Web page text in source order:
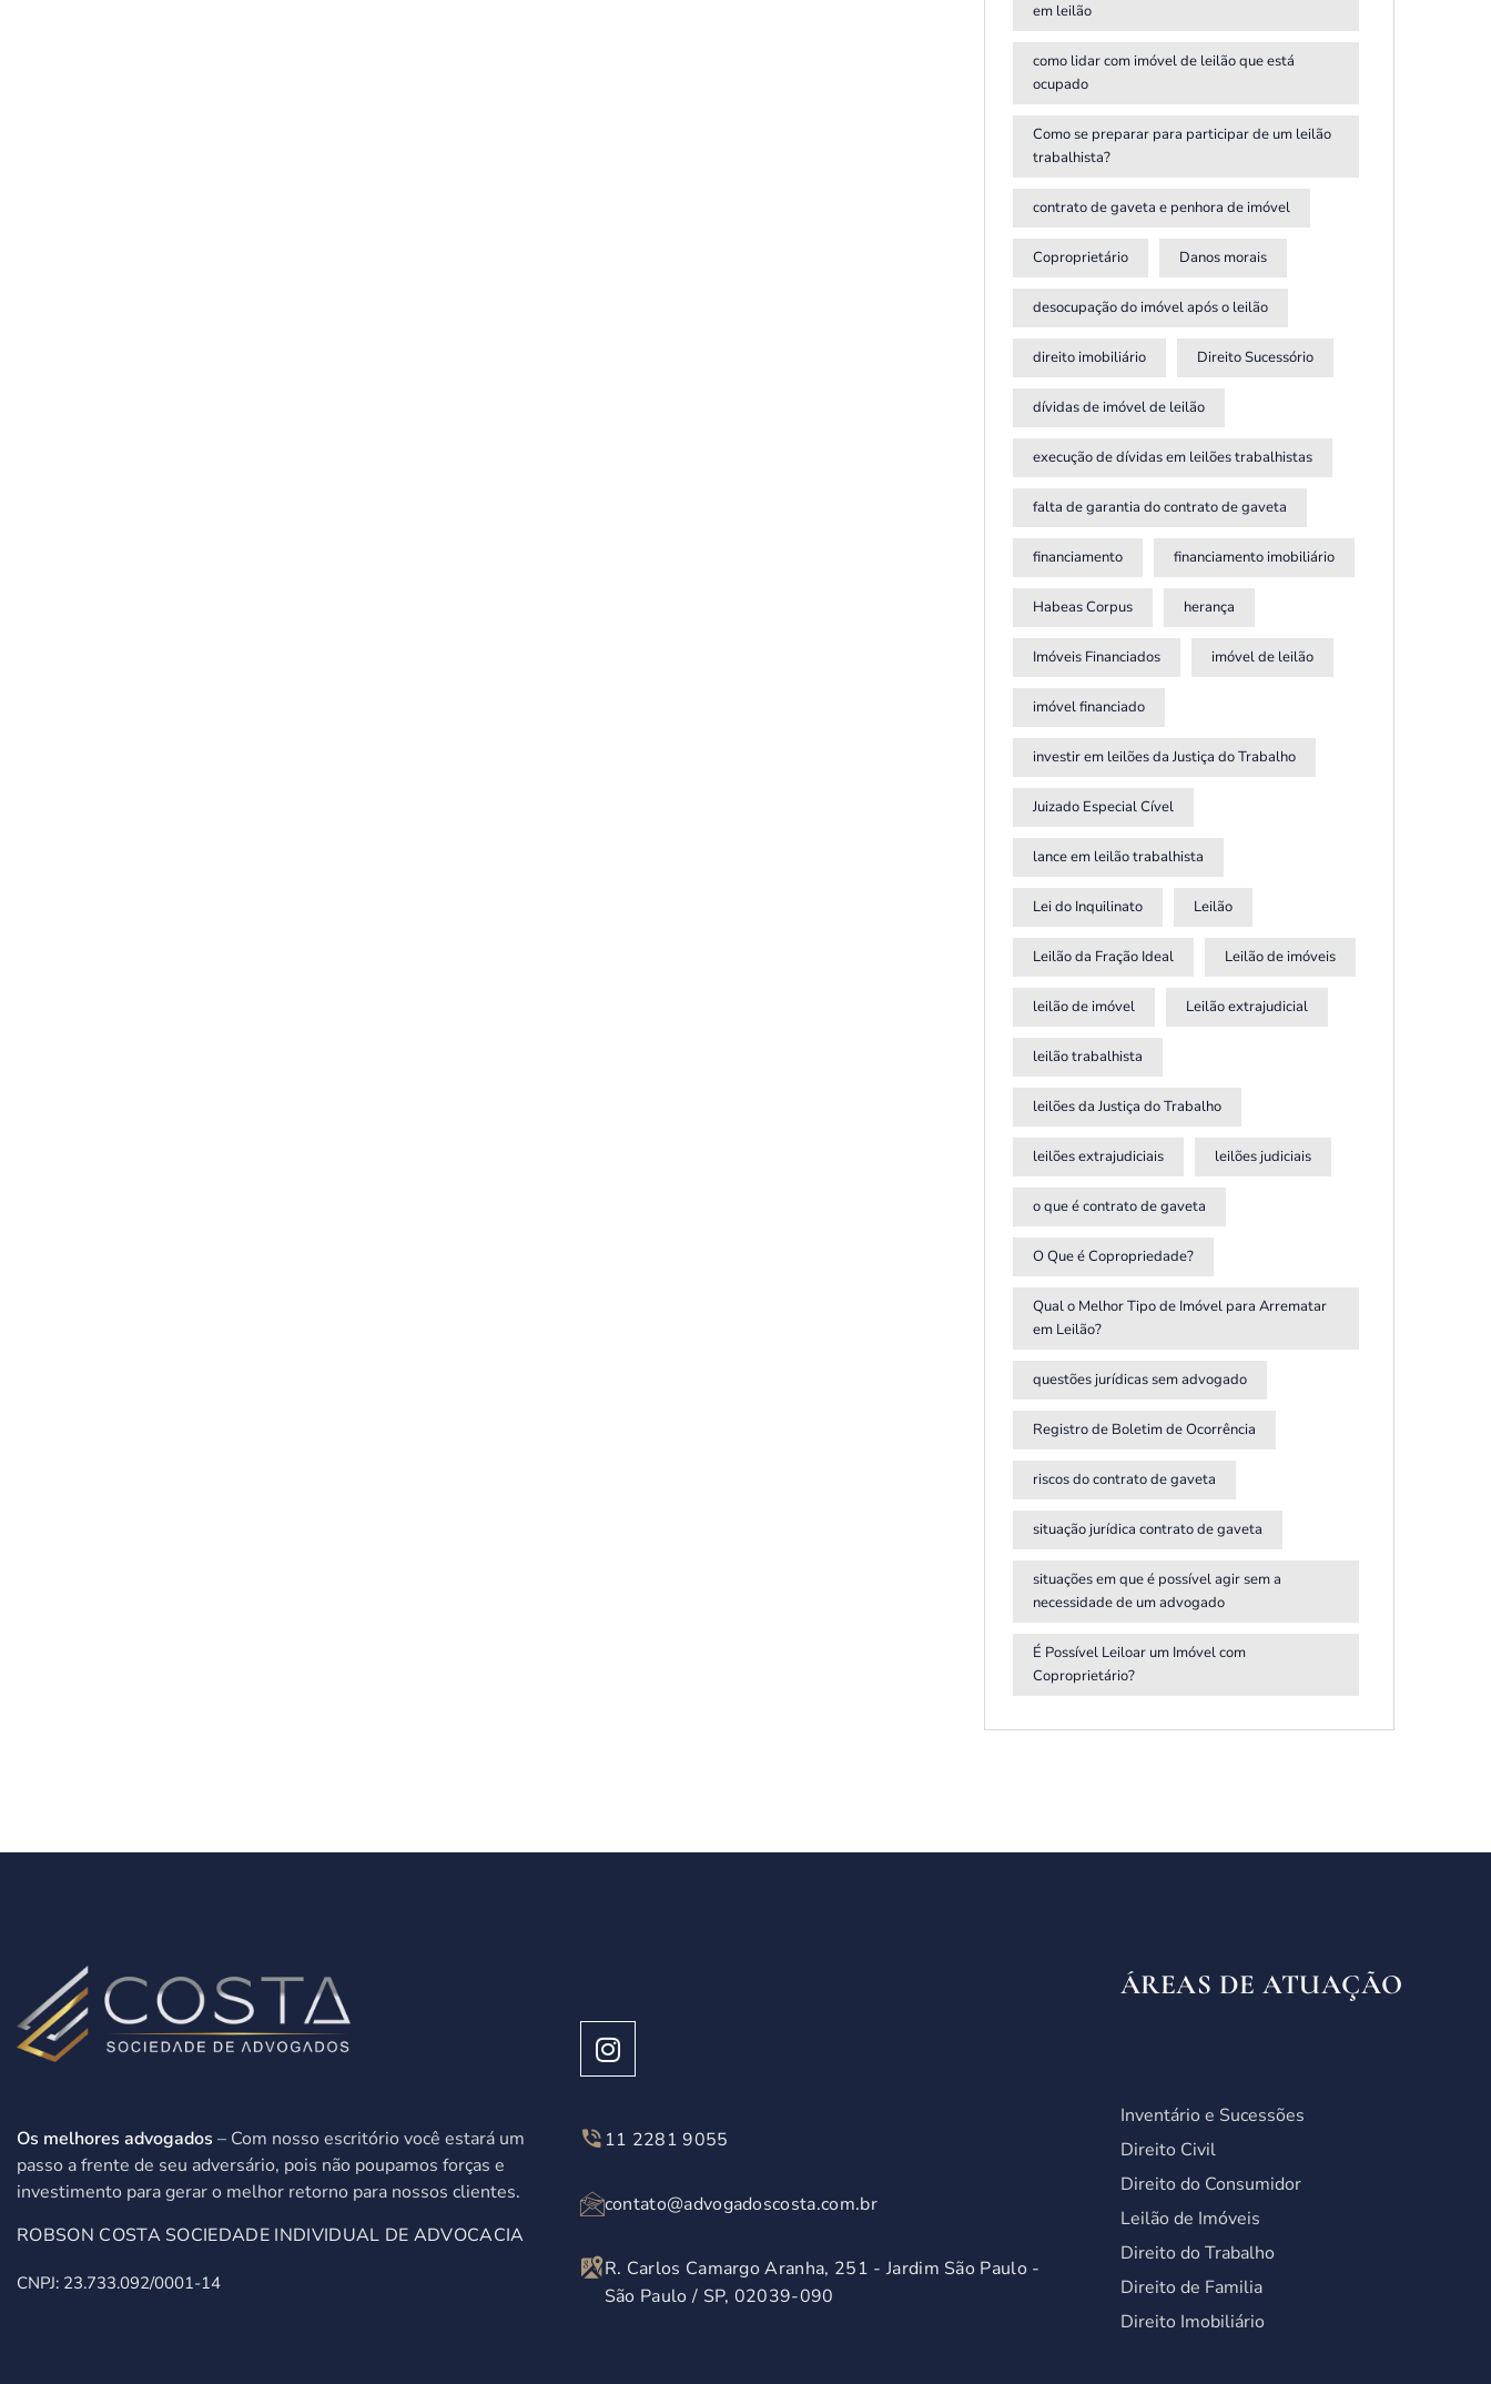
em leilão
como lidar com imóvel de leilão que está
ocupado
Como se preparar para participar de um leilão
trabalhista?
contrato de gaveta e penhora de imóvel
Coproprietário Danos morais
desocupação do imóvel após o leilão
direito imobiliário Direito Sucessório
dívidas de imóvel de leilão
execução de dívidas em leilões trabalhistas
falta de garantia do contrato de gaveta
financiamento financiamento imobiliário
Habeas Corpus herança
Imóveis Financiados imóvel de leilão
imóvel financiado
investir em leilões da Justiça do Trabalho
Juizado Especial Cível
lance em leilão trabalhista
Lei do Inquilinato Leilão
Leilão da Fração Ideal Leilão de imóveis
leilão de imóvel Leilão extrajudicial
leilão trabalhista
leilões da Justiça do Trabalho
leilões extrajudiciais leilões judiciais
o que é contrato de gaveta
O Que é Copropriedade?
Qual o Melhor Tipo de Imóvel para Arrematar
em Leilão?
questões jurídicas sem advogado
Registro de Boletim de Ocorrência
riscos do contrato de gaveta
situação jurídica contrato de gaveta
situações em que é possível agir sem a
necessidade de um advogado
É Possível Leiloar um Imóvel com
Coproprietário?
Os melhores advogados – Com nosso escritório você estará um
passo a frente de seu adversário, pois não poupamos forças e
investimento para gerar o melhor retorno para nossos clientes.
ROBSON COSTA SOCIEDADE INDIVIDUAL DE ADVOCACIA
CNPJ: 23.733.092/0001-14
11 2281 9055
contato@advogadoscosta.com.br
R. Carlos Camargo Aranha, 251 - Jardim São Paulo -
São Paulo / SP, 02039-090
ÁREAS DE ATUAÇÃO
Inventário e Sucessões
Direito Civil
Direito do Consumidor
Leilão de Imóveis
Direito do Trabalho
Direito de Familia
Direito Imobiliário